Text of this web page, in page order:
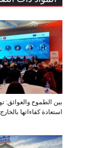
بين الطموح والعوائق:
استعادة كفاءاتها بالخارج